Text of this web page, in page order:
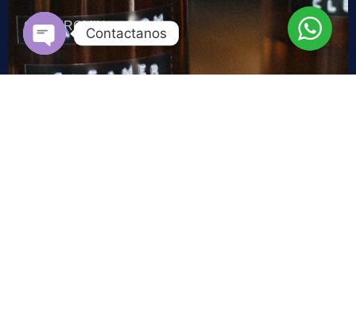
OSINERGMINContactanos
Open chaty